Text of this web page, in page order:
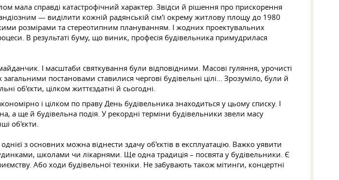
мала справді катастрофічний характер. Звідси й рішення про прискорення
— виділити кожній радянській сім'ї окрему житлову площу до 1980
розмірами та стереотипним плануванням. І жодних проектувальних
В результаті буму, що виник, професія будівельника примудрилася
І масштаби святкування були відповідними. Масові гуляння, урочисті
постановами ставилися чергові будівельні цілі… Зрозуміло, були й
об'єкти, цілком життєздатні й сьогодні.
і цілком по праву День будівельника знаходиться у цьому списку. І
ще й будівельна подія. У рекордні терміни будівельники звели масу
об'єкти.
з основних можна віднести здачу об'єктів в експлуатацію. Важко уявити
школами чи лікарнями. Ще одна традиція – посвята у будівельники. Є
Або ходи будівельної техніки. Не забувають також мітинги, концертні